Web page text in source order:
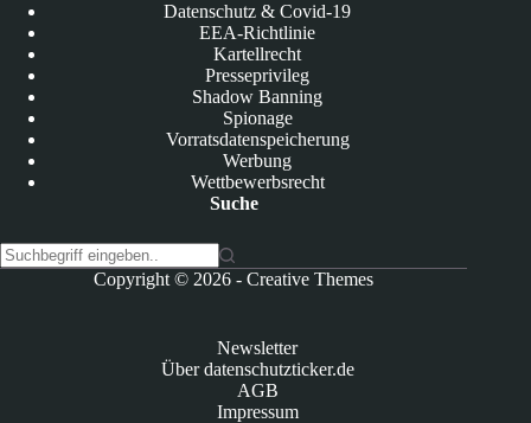
Datenschutz & Covid-19
EEA-Richtlinie
Kartellrecht
Presseprivileg
Shadow Banning
Spionage
Vorratsdatenspeicherung
Werbung
Wettbewerbsrecht
Suche
Copyright © 2026 -Creative Themes
Newsletter
Über datenschutzticker.de
AGB
Impressum